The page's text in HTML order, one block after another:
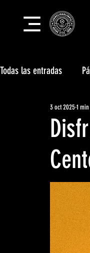
Todas las entradas
Tecnificación LaUnión
Eventos deportivos
3 oct 20251